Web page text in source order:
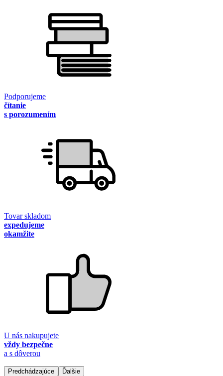
Podporujeme
čítanie
s porozumením
Tovar skladom
expedujeme
okamžite
U nás nakupujete
vždy bezpečne
a s dôverou
Predchádzajúce Ďalšie